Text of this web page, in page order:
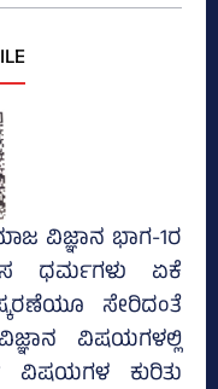
ವಿಜ್ಞಾನ ಭಾಗ-1ರ
ಧರ್ಮಗಳು ಏಕೆ
ಸೇರಿದಂತೆ
ವಿಷಯಗಳಲ್ಲಿ
ವಿಷಯಗಳ ಕುರಿತು